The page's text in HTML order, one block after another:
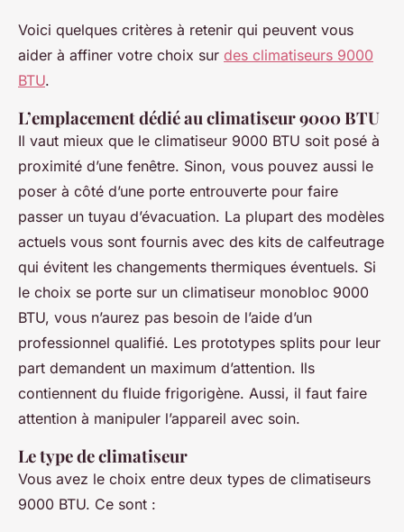
Voici quelques critères à retenir qui peuvent vous
aider à affiner votre choix sur des climatiseurs 9000
BTU.
L’emplacement dédié au climatiseur 9000 BTU
Il vaut mieux que le climatiseur 9000 BTU soit posé à
proximité d’une fenêtre. Sinon, vous pouvez aussi le
poser à côté d’une porte entrouverte pour faire
passer un tuyau d’évacuation. La plupart des modèles
actuels vous sont fournis avec des kits de calfeutrage
qui évitent les changements thermiques éventuels. Si
le choix se porte sur un climatiseur monobloc 9000
BTU, vous n’aurez pas besoin de l’aide d’un
professionnel qualifié. Les prototypes splits pour leur
part demandent un maximum d’attention. Ils
contiennent du fluide frigorigène. Aussi, il faut faire
attention à manipuler l’appareil avec soin.
Le type de climatiseur
Vous avez le choix entre deux types de climatiseurs
9000 BTU. Ce sont :